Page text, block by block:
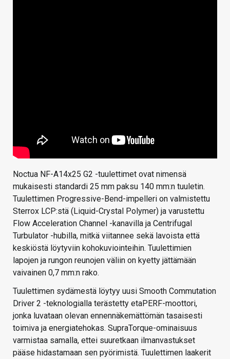
Noctua NF-A14x25 G2 -tuulettimet ovat nimensä
mukaisesti standardi 25 mm paksu 140 mm:n tuuletin.
Tuulettimen Progressive-Bend-impelleri on valmistettu
Sterrox LCP:stä (Liquid-Crystal Polymer) ja varustettu
Flow Acceleration Channel -kanavilla ja Centrifugal
Turbulator -hubilla, mitkä viitannee sekä lavoista että
keskiöstä löytyviin kohokuviointeihin. Tuulettimien
lapojen ja rungon reunojen väliin on kyetty jättämään
vaivainen 0,7 mm:n rako.
Tuulettimen sydämestä löytyy uusi Smooth Commutation
Driver 2 -teknologialla terästetty etaPERF-moottori,
jonka luvataan olevan ennennäkemättömän tasaisesti
toimiva ja energiatehokas. SupraTorque-ominaisuus
varmistaa samalla, ettei suuretkaan ilmanvastukset
pääse hidastamaan sen pyörimistä. Tuulettimen laakerit